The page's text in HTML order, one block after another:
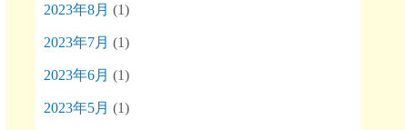
2023年8月 (1)
2023年7月 (1)
2023年6月 (1)
2023年5月 (1)